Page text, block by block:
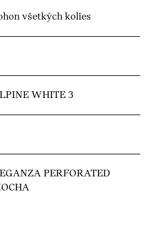
všetkých kolies
WHITE 3
PERFORATED